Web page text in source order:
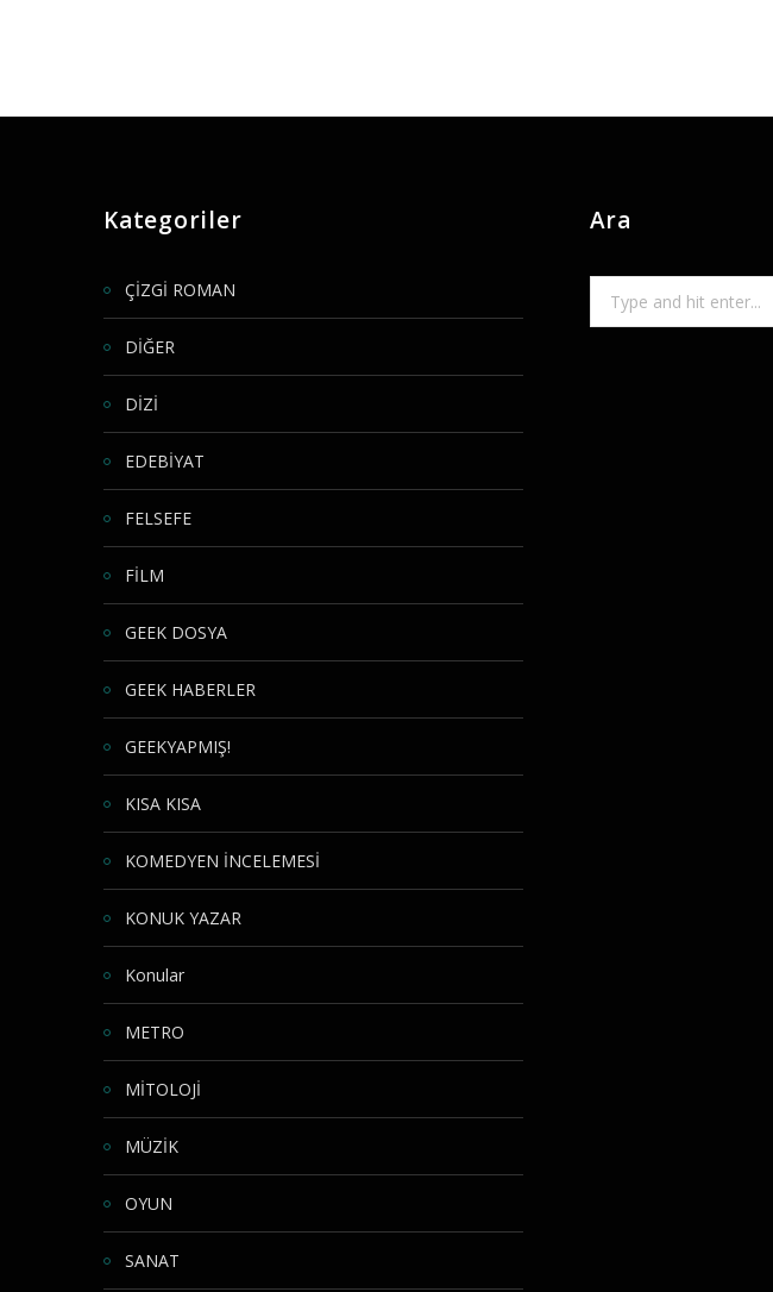
Kategoriler
ÇİZGİ ROMAN
DİĞER
DİZİ
EDEBİYAT
FELSEFE
FİLM
GEEK DOSYA
GEEK HABERLER
GEEKYAPMIŞ!
KISA KISA
KOMEDYEN İNCELEMESİ
KONUK YAZAR
Konular
METRO
MİTOLOJİ
MÜZİK
OYUN
SANAT
Ara
for: